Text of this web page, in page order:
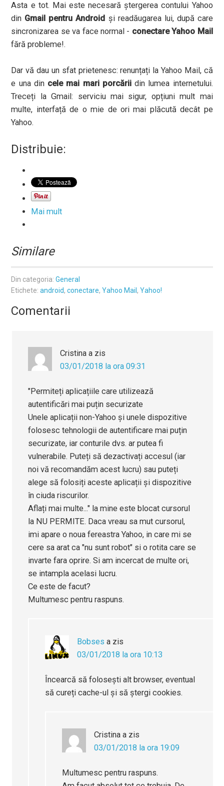
Asta e tot. Mai este necesară ștergerea contului Yahoo
din Gmail pentru Android și readăugarea lui, după care
sincronizarea se va face normal - conectare Yahoo Mail
fără probleme!.
Dar vă dau un sfat prietenesc: renunțați la Yahoo Mail, că
e una din cele mai mari porcăriidin lumea internetului.
Treceți la Gmail: serviciu mai sigur, opțiuni mult mai
multe, interfață de o mie de ori mai plăcută decât pe
Yahoo.
Distribuie:
Mai mult
Similare
Din categoria:General
Etichete:android,conectare,Yahoo Mail ,Yahoo!
Comentarii
Cristina a zis
03/01/2018 la ora 09:31
"Permiteți aplicațiile care utilizează
autentificări mai puțin securizate
Unele aplicații non-Yahoo și unele dispozitive
folosesc tehnologii de autentificare mai puțin
securizate, iar conturile dvs. ar putea fi
vulnerabile. Puteți să dezactivați accesul (iar
noi vă recomandăm acest lucru) sau puteți
alege să folosiți aceste aplicații și dispozitive
în ciuda riscurilor.
Aflați mai multe..." la mine este blocat cursorul
la NU PERMITE. Daca vreau sa mut cursorul,
imi apare o noua fereastra Yahoo, in care mi se
cere sa arat ca "nu sunt robot" si o rotita care se
invarte fara oprire. Si am incercat de multe ori,
se intampla acelasi lucru.
Ce este de facut?
Multumesc pentru raspuns.
Bobses a zis
03/01/2018 la ora 10:13
Încearcă să folosești alt browser, eventual
să cureți cache-ul și să ștergi cookies.
Cristina a zis
03/01/2018 la ora 19:09
Multumesc pentru raspuns.